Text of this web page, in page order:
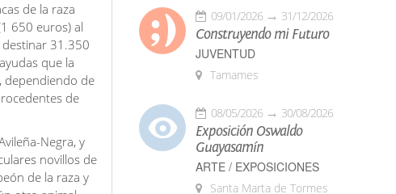
de la raza
650 euros) al
31.350
que la
dependiendo de
de
Negra, y
novillos de
de la raza y
09/01/2026 31/12/2026
Construyendo mi Futuro
JUVENTUD
Tamames
08/05/2026 30/08/2026
Exposición Oswaldo
Guayasamín
ARTE / EXPOSICIONES
Santa Marta de Tormes